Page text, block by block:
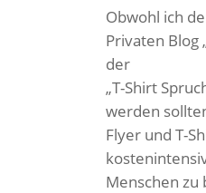
Obwohl ich
Privaten Blog
der
„T-Shirt
werden
Flyer und T-
Menschen zu